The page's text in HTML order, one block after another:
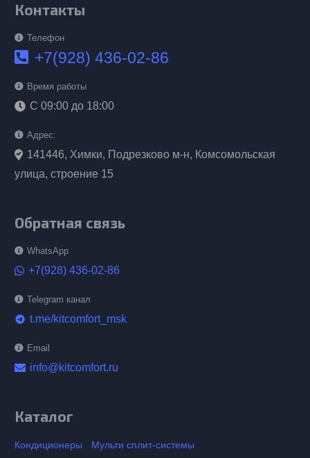
Контакты
Телефон
+7(928) 436-02-86
Время работы
С 09:00 до 18:00
Адрес:
141446, Химки, Подрезково м-н, Комсомольская
улица, строение 15
Обратная связь
WhatsApp
+7(928) 436-02-86
Telegram канал
telegram t.me/kitcomfort_msk
Email
info@kitcomfort.ru
Каталог
Кондиционеры
Мульти сплит-системы